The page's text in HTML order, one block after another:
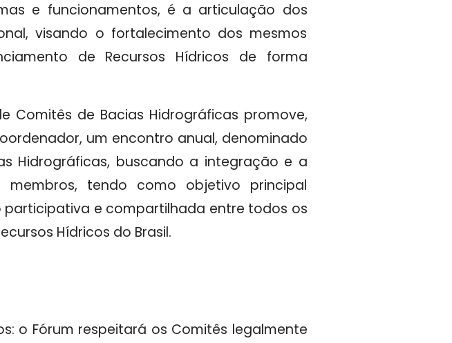
e funcionamentos, é a articulação dos
visando o fortalecimento dos mesmos
de Recursos Hídricos de forma
Comitês de Bacias Hidrográficas promove,
um encontro anual, denominado
Hidrográficas, buscando a integração e a
tendo como objetivo principal
e compartilhada entre todos os
Hídricos do Brasil.
o Fórum respeitará os Comitês legalmente